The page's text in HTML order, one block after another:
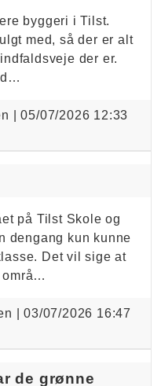
byggeri i Tilst.
med, så der er alt
der er.
d…
|05/07/2026 12:33
på Tilst Skole og
dengang kun kunne
Det vil sige at
områ…
|03/07/2026 16:47
de grønne